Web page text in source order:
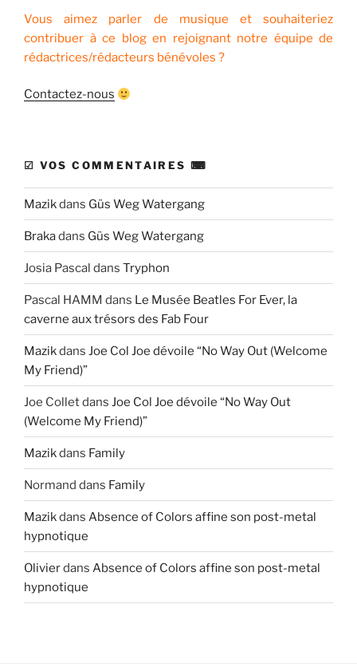
Vous aimez parler de musique et souhaiteriez
contribuer à ce blog en rejoignant notre équipe de
rédactrices/rédacteurs bénévoles ?
Contactez-nous
☑ VOS COMMENTAIRES ⌨
Mazikdans Güs Weg Watergang
Brakadans Güs Weg Watergang
Josia Pascal dans Tryphon
Pascal HAMM dans Le Musée Beatles For Ever, la
caverne aux trésors des Fab Four
Mazikdans Joe Col Joe dévoile “No Way Out (Welcome
My Friend)”
Joe Colletdans Joe Col Joe dévoile “No Way Out
(Welcome My Friend)”
Mazikdans Family
Normand dans Family
Mazikdans Absence of Colors affine son post-metal
hypnotique
Olivierdans Absence of Colors affine son post-metal
hypnotique